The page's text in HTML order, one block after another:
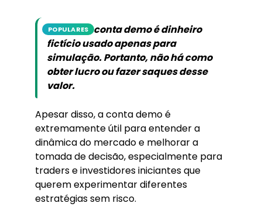
POPULARES
Saldo em conta demo é dinheiro
fictício usado apenas para
simulação. Portanto, não há como
obter lucro ou fazer saques desse
valor.
Apesar disso, a conta demo é
extremamente útil para entender a
dinâmica do mercado e melhorar a
tomada de decisão, especialmente para
traders e investidores iniciantes que
querem experimentar diferentes
estratégias sem risco.